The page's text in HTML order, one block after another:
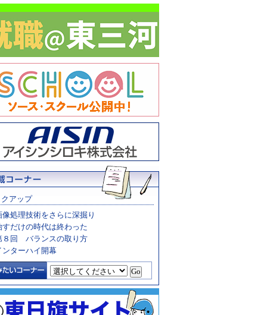
アップ
像処理技術をさらに深掘り
すだけの時代は終わった
８回 バランスの取り方
ンターハイ開幕